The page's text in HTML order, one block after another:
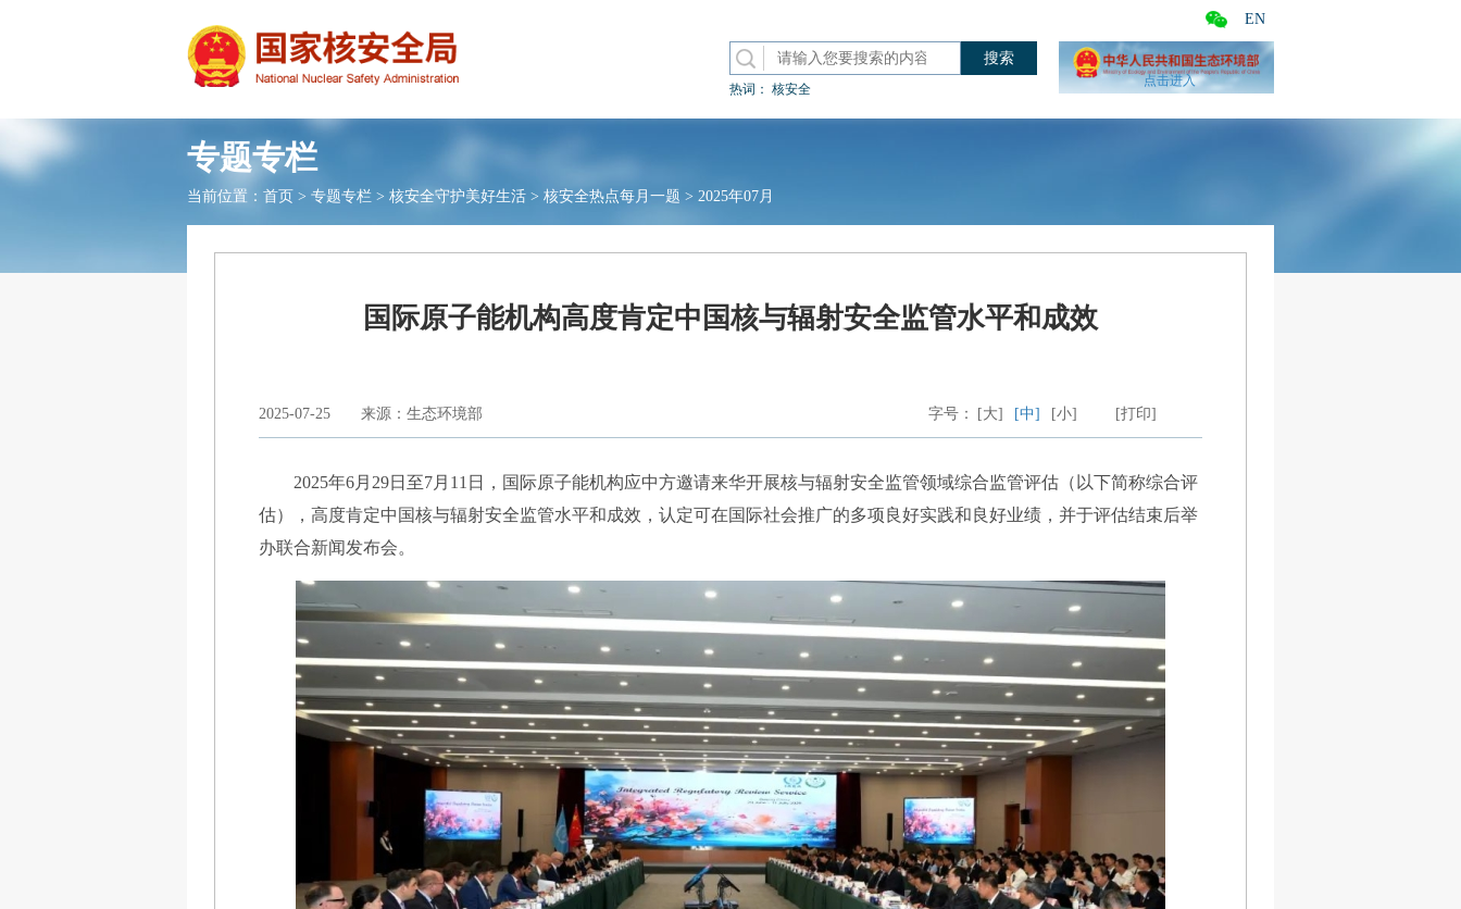
EN
热词： 核安全
点击进入
专题专栏
当前位置： 首页 > 专题专栏 > 核安全守护美好生活 > 核安全热点每月一题 > 2025年07月
国际原子能机构高度肯定中国核与辐射安全监管水平和成效
2025-07-25 来源：生态环境部 [打印]
字号： [大] [中] [小]
2025年6月29日至7月11日，国际原子能机构应中方邀请来华开展核与辐射安全监管领域综合监管评估（以下简称综合评
估），高度肯定中国核与辐射安全监管水平和成效，认定可在国际社会推广的多项良好实践和良好业绩，并于评估结束后举
办联合新闻发布会。